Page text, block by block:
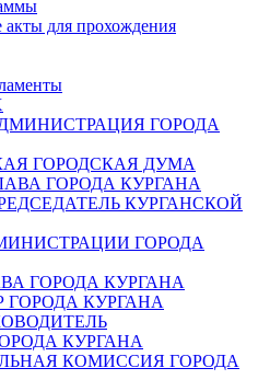
для прохождения
ГОРОДА
ГОРОДСКАЯ ДУМА
ГОРОДА КУРГАНА
КУРГАНСКОЙ
ГОРОДА
ГОРОДА КУРГАНА
КУРГАНА
КУРГАНА
КОМИССИЯ ГОРОДА